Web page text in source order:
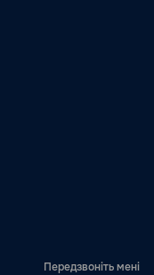
Передзвоніть мені